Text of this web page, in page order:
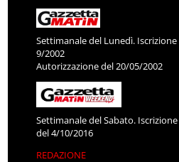
Settimanale del Lunedì.
9/2002
Autorizzazione del 20/05/2002
Settimanale del Sabato.
del 4/10/2016
REDAZIONE